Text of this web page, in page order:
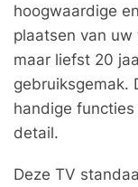
hoogwaardige
plaatsen van
maar liefst 20
gebruiksgemak.
handige
detail.
Deze TV